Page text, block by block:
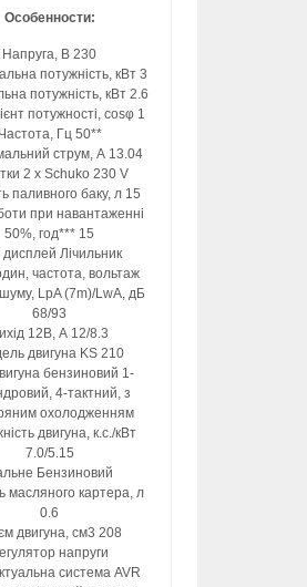
Особенности:
Напруга, B 230
потужність, кВт 3
потужність, кВт 2.6
потужності, cosφ 1
Частота, Гц 50**
струм, А 13.04
2 x Schuko 230 V
паливного баку, л 15
при навантаженні
50%, год*** 15
дисплей Лічильник
частота, вольтаж
шуму, LpA (7m)/LwA, дБ
68/93
12В, А 12/8.3
двигуна KS 210
бензиновий 1-
4-тактний, з
охолодженням
двигуна, к.с./кВт
7.0/5.15
Бензиновий
масляного картера, л
0.6
двигуна, см3 208
напруги
система AVR